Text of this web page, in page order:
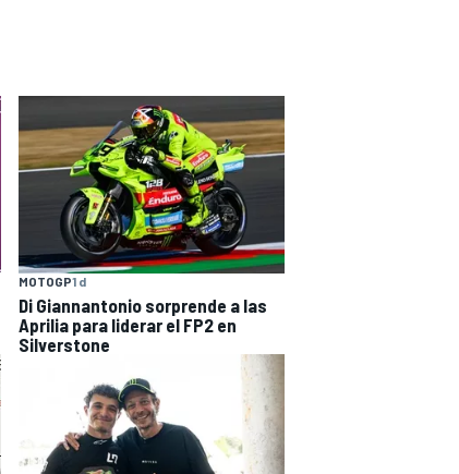
MOTOGP1 d
Di Giannantonio sorprende a las
Aprilia para liderar el FP2 en
Silverstone